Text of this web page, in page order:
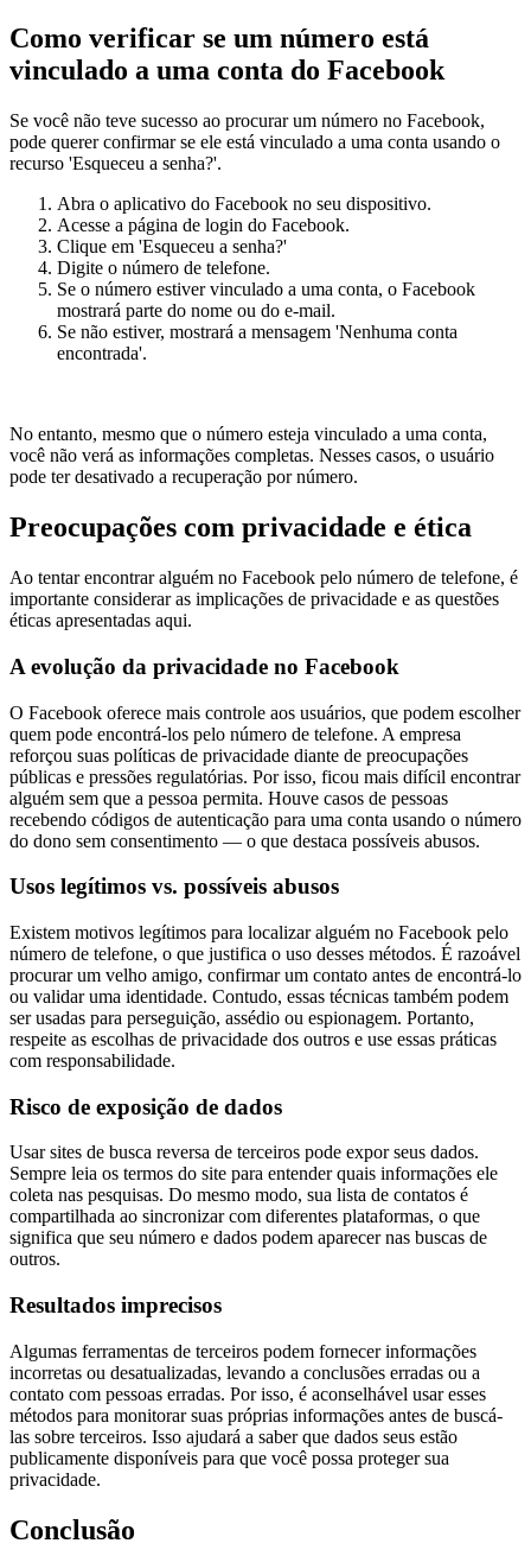
Como verificar se um número está
vinculado a uma conta do Facebook
Se você não teve sucesso ao procurar um número no Facebook,
pode querer confirmar se ele está vinculado a uma conta usando o
recurso 'Esqueceu a senha?'.
Abra o aplicativo do Facebook no seu dispositivo.
Acesse a página de login do Facebook.
Clique em 'Esqueceu a senha?'
Digite o número de telefone.
Se o número estiver vinculado a uma conta, o Facebook
mostrará parte do nome ou do e-mail.
Se não estiver, mostrará a mensagem 'Nenhuma conta
encontrada'.
No entanto, mesmo que o número esteja vinculado a uma conta,
você não verá as informações completas. Nesses casos, o usuário
pode ter desativado a recuperação por número.
Preocupações com privacidade e ética
Ao tentar encontrar alguém no Facebook pelo número de telefone, é
importante considerar as implicações de privacidade e as questões
éticas apresentadas aqui.
A evolução da privacidade no Facebook
O Facebook oferece mais controle aos usuários, que podem escolher
quem pode encontrá-los pelo número de telefone. A empresa
reforçou suas políticas de privacidade diante de preocupações
públicas e pressões regulatórias. Por isso, ficou mais difícil encontrar
alguém sem que a pessoa permita. Houve casos de pessoas
recebendo códigos de autenticação para uma conta usando o número
do dono sem consentimento — o que destaca possíveis abusos.
Usos legítimos vs. possíveis abusos
Existem motivos legítimos para localizar alguém no Facebook pelo
número de telefone, o que justifica o uso desses métodos. É razoável
procurar um velho amigo, confirmar um contato antes de encontrá-lo
ou validar uma identidade. Contudo, essas técnicas também podem
ser usadas para perseguição, assédio ou espionagem. Portanto,
respeite as escolhas de privacidade dos outros e use essas práticas
com responsabilidade.
Risco de exposição de dados
Usar sites de busca reversa de terceiros pode expor seus dados.
Sempre leia os termos do site para entender quais informações ele
coleta nas pesquisas. Do mesmo modo, sua lista de contatos é
compartilhada ao sincronizar com diferentes plataformas, o que
significa que seu número e dados podem aparecer nas buscas de
outros.
Resultados imprecisos
Algumas ferramentas de terceiros podem fornecer informações
incorretas ou desatualizadas, levando a conclusões erradas ou a
contato com pessoas erradas. Por isso, é aconselhável usar esses
métodos para monitorar suas próprias informações antes de buscá-
las sobre terceiros. Isso ajudará a saber que dados seus estão
publicamente disponíveis para que você possa proteger sua
privacidade.
Conclusão